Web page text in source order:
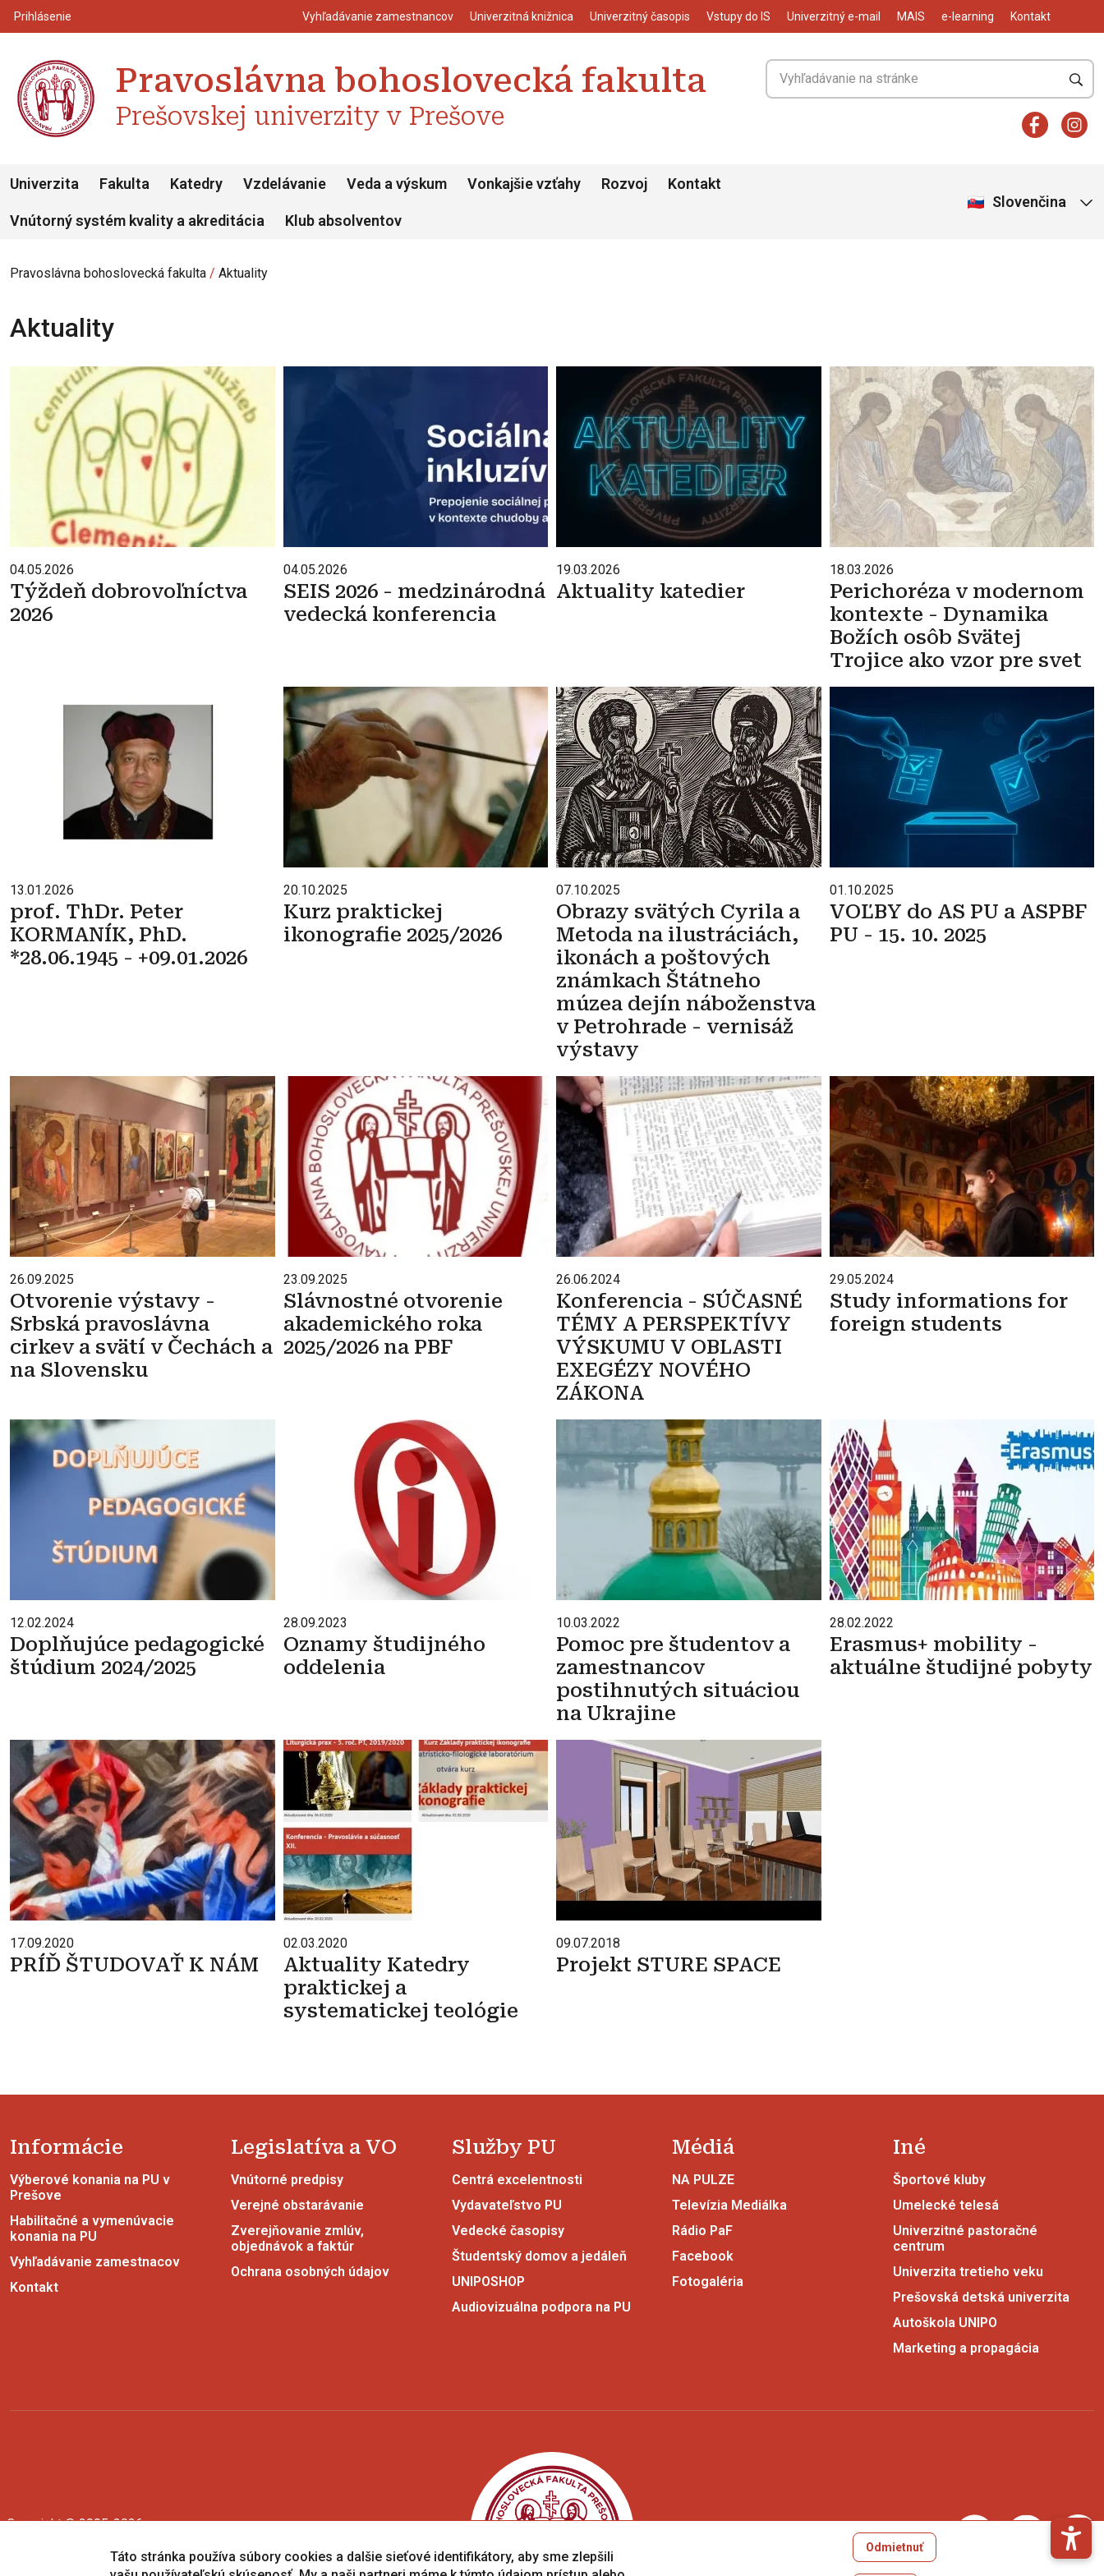
Skočiť na hlavný obsah
Používateľské menu
Prihlásenie Top menu
Vyhľadávanie zamestnancov Univerzitná knižnica Univerzitný časopis Vstupy do IS Univerzitný e-mail MAIS e-learning Kontakt
Pravoslávna bohoslovecká fakulta
Prešovskej univerzity v Prešove
Univerzita Fakulta Katedry Vzdelávanie Veda a výskum Vonkajšie vzťahy Rozvoj Kontakt
Vnútorný systém kvality a akreditácia Klub absolventov
Slovenčina
Pravoslávna bohoslovecká fakulta Aktuality
Aktuality
04.05.2026
Týždeň dobrovoľníctva
2026
04.05.2026
SEIS 2026 - medzinárodná
vedecká konferencia
19.03.2026
Aktuality katedier
18.03.2026
Perichoréza v modernom
kontexte - Dynamika
Božích osôb Svätej
Trojice ako vzor pre svet
13.01.2026
prof. ThDr. Peter
KORMANÍK, PhD.
*28.06.1945 - +09.01.2026
20.10.2025
Kurz praktickej
ikonografie 2025/2026
07.10.2025
Obrazy svätých Cyrila a
Metoda na ilustráciách,
ikonách a poštových
známkach Štátneho
múzea dejín náboženstva
v Petrohrade - vernisáž
výstavy
01.10.2025
VOĽBY do AS PU a ASPBF
PU - 15. 10. 2025
26.09.2025
Otvorenie výstavy -
Srbská pravoslávna
cirkev a svätí v Čechách a
na Slovensku
23.09.2025
Slávnostné otvorenie
akademického roka
2025/2026 na PBF
26.06.2024
Konferencia - SÚČASNÉ
TÉMY A PERSPEKTÍVY
VÝSKUMU V OBLASTI
EXEGÉZY NOVÉHO
ZÁKONA
29.05.2024
Study informations for
foreign students
12.02.2024
Doplňujúce pedagogické
štúdium 2024/2025
28.09.2023
Oznamy študijného
oddelenia
10.03.2022
Pomoc pre študentov a
zamestnancov
postihnutých situáciou
na Ukrajine
28.02.2022
Erasmus+ mobility -
aktuálne študijné pobyty
17.09.2020
PRÍĎ ŠTUDOVAŤ K NÁM
02.03.2020
Aktuality Katedry
praktickej a
systematickej teológie
09.07.2018
Projekt STURE SPACE
Informácie
Výberové konania na PU v
Prešove
Habilitačné a vymenúvacie
konania na PU
Vyhľadávanie zamestnacov
Kontakt
Legislatíva a VO
Vnútorné predpisy
Verejné obstarávanie
Zverejňovanie zmlúv,
objednávok a faktúr
Ochrana osobných údajov
Služby PU
Centrá excelentnosti
Vydavateľstvo PU
Vedecké časopisy
Študentský domov a jedáleň
UNIPOSHOP
Audiovizuálna podpora na PU
Médiá
NA PULZE
Televízia Mediálka
Rádio PaF
Facebook
Fotogaléria
Iné
Športové kluby
Umelecké telesá
Univerzitné pastoračné
centrum
Univerzita tretieho veku
Prešovská detská univerzita
Autoškola UNIPO
Marketing a propagácia
Copyright © 2005-2026
Táto stránka používa súbory cookies a dalšie sieťové identifikátory, aby sme zlepšili
Odmietnuť